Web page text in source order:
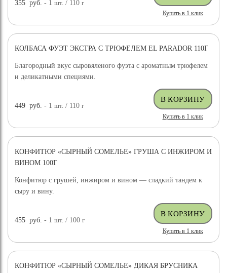
355 руб. - 1шт. / 110г
Купить в 1 клик
КОЛБАСА ФУЭТ ЭКСТРА С ТРЮФЕЛЕМ EL PARADOR 110Г
Благородный вкус сыровяленого фуэта с ароматным трюфелем
и деликатными специями.
449 руб. - 1шт. / 110г
Купить в 1 клик
КОНФИТЮР «СЫРНЫЙ СОМЕЛЬЕ» ГРУША С ИНЖИРОМ И
ВИНОМ 100Г
Конфитюр с грушей, инжиром и вином — сладкий тандем к
сыру и вину.
455 руб. - 1шт. / 100г
Купить в 1 клик
КОНФИТЮР «СЫРНЫЙ СОМЕЛЬЕ» ДИКАЯ БРУСНИКА